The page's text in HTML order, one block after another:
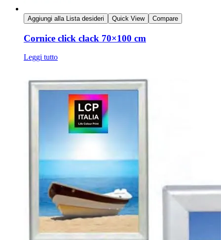
Aggiungi alla Lista desideri Quick View Compare
Cornice click clack 70×100 cm
Leggi tutto